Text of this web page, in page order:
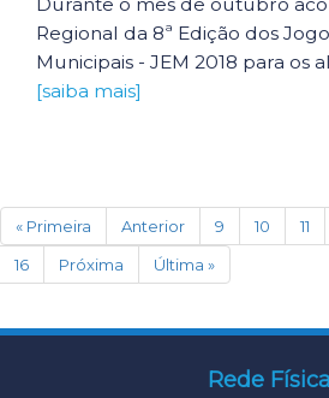
Regional da 8ª Edição dos
Municipais - JEM 2018 para os
[saiba mais]
« Primeira Anterior 9 10 11
16
Próxima Última »
Rede Física